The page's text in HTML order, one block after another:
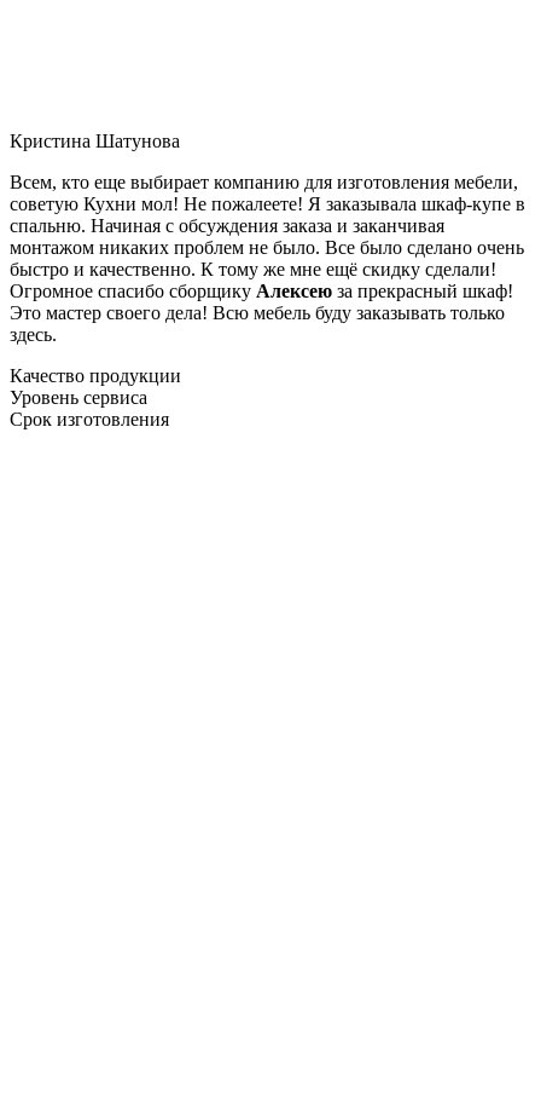
Кристина Шатунова
Всем, кто еще выбирает компанию для изготовления мебели,
советую Кухни мол! Не пожалеете! Я заказывала шкаф-купе в
спальню. Начиная с обсуждения заказа и заканчивая
монтажом никаких проблем не было. Все было сделано очень
быстро и качественно. К тому же мне ещё скидку сделали!
Огромное спасибо сборщику Алексею за прекрасный шкаф!
Это мастер своего дела! Всю мебель буду заказывать только
здесь.
Качество продукции
Уровень сервиса
Срок изготовления